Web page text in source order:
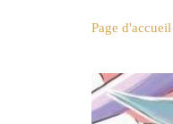
Page d'accueil